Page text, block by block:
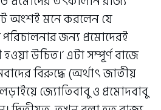
অংশই মনে করলেন যে
জন্য প্রমোদেরই
হওয়া উচিত।’ এটা সম্পূর্ণ বাজে
বিরুদ্ধে (অর্থাৎ জাতীয়
লড়াইয়ে জ্যোতিবাবু ও প্রমোদবাবু